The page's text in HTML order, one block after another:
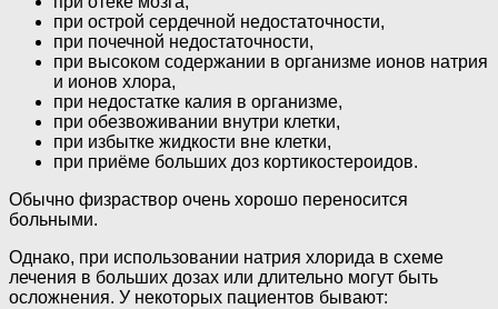
при острой сердечной недостаточности,
при почечной недостаточности,
при высоком содержании в организме ионов натрия
и ионов хлора,
при недостатке калия в организме,
при обезвоживании внутри клетки,
при избытке жидкости вне клетки,
при приёме больших доз кортикостероидов.
Обычно физраствор очень хорошо переносится
больными.
Однако, при использовании натрия хлорида в схеме
лечения в больших дозах или длительно могут быть
осложнения. У некоторых пациентов бывают: